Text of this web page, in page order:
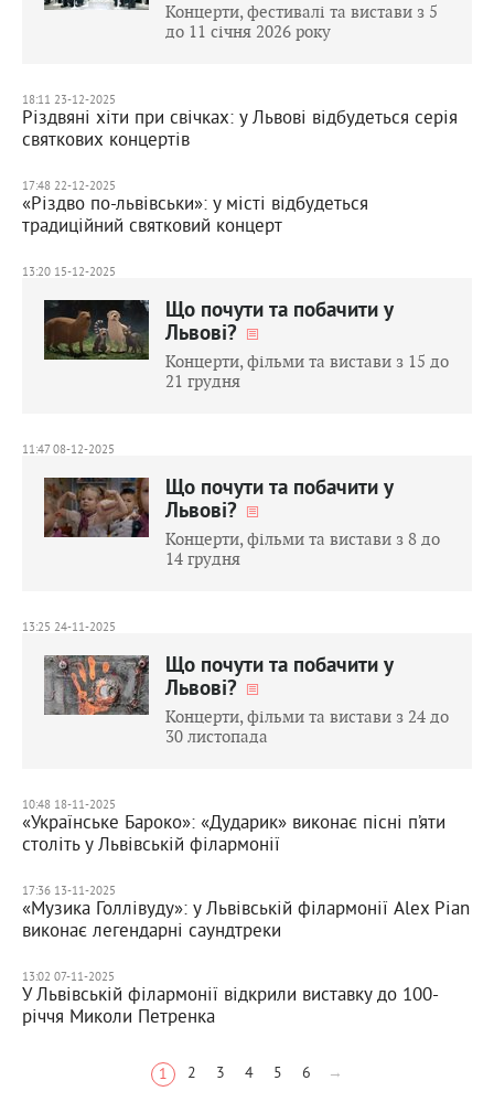
Концерти, фестивалі та вистави з 5
до 11 січня 2026 року
18:11 23-12-2025
Різдвяні хіти при свічках: у Львові відбудеться серія
святкових концертів
17:48 22-12-2025
«Різдво по-львівськи»: у місті відбудеться
традиційний святковий концерт
13:20 15-12-2025
Що почути та побачити у
Львові?
Концерти, фільми та вистави з 15 до
21 грудня
11:47 08-12-2025
Що почути та побачити у
Львові?
Концерти, фільми та вистави з 8 до
14 грудня
13:25 24-11-2025
Що почути та побачити у
Львові?
Концерти, фільми та вистави з 24 до
30 листопада
10:48 18-11-2025
«Українське Бароко»: «Дударик» виконає пісні п’яти
століть у Львівській філармонії
17:36 13-11-2025
«Музика Голлівуду»: у Львівській філармонії Alex Pian
виконає легендарні саундтреки
13:02 07-11-2025
У Львівській філармонії відкрили виставку до 100-
річчя Миколи Петренка
1 2 3 4 5 6 →